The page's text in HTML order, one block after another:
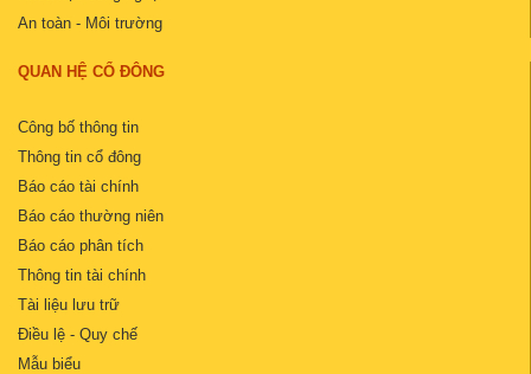
An toàn - Môi trường
QUAN HỆ CỔ ĐÔNG
Công bố thông tin
Thông tin cổ đông
Báo cáo tài chính
Báo cáo thường niên
Báo cáo phân tích
Thông tin tài chính
Tài liệu lưu trữ
Điều lệ - Quy chế
Mẫu biểu